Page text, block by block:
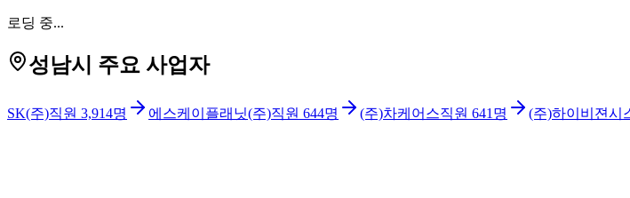
로딩 중...
성남시 주요 사업자
SK(주)직원 3,914명 에스케이플래닛(주)직원 644명 (주)차케어스직원 641 명 (주)하이비젼시